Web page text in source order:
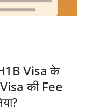
Visa के
की Fee